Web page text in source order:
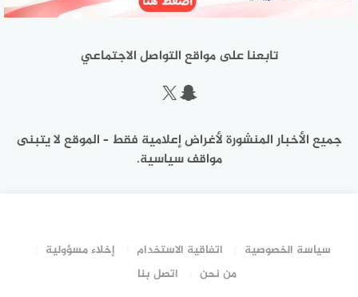
تابعنا على مواقع التواصل الاجتماعي
سناب شات
إكس
جميع الأخبار المنشورة لأغراض إعلامية فقط – الموقع لا يتبنى
مواقف سياسية.
سياسة الخصوصية اتفاقية الاستخدام
إخلاء مسؤولية
من نحن
اتصل بنا